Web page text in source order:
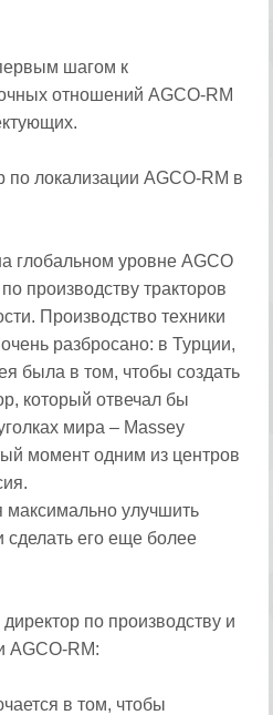
шагом к
отношений AGCO-RM
локализации AGCO-RM в
глобальном уровне AGCO
производству тракторов
Производство техники
разбросано: в Турции,
была в том, чтобы создать
который отвечал бы
мира – Massey
момент одним из центров
улучшить
сделать его еще более
по производству и
AGCO-RM:
в том, чтобы